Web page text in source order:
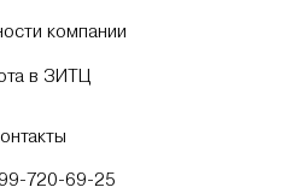
компании
в ЗИТЦ
720-69-25